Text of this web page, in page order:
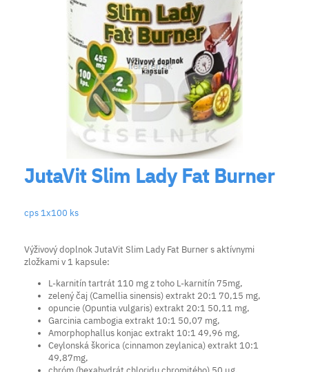
JutaVit Slim Lady Fat Burner
cps 1x100 ks
Výživový doplnok JutaVit Slim Lady Fat Burner s aktívnymi
zložkami v 1 kapsule:
L-karnitín tartrát 110 mg z toho L-karnitín 75mg,
zelený čaj (Camellia sinensis) extrakt 20:1 70,15 mg,
opuncie (Opuntia vulgaris) extrakt 20:1 50,11 mg,
Garcinia cambogia extrakt 10:1 50,07 mg,
Amorphophallus konjac extrakt 10:1 49,96 mg,
Ceylonská škorica (cinnamon zeylanica) extrakt 10:1
49,87mg,